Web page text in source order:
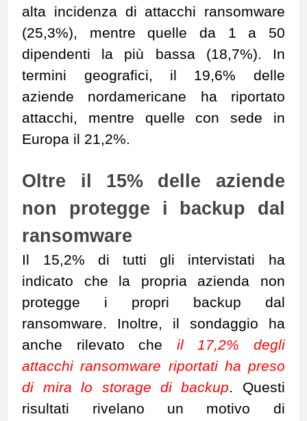
alta incidenza di attacchi ransomware
(25,3%), mentre quelle da 1 a 50
dipendenti la più bassa (18,7%). In
termini geografici, il 19,6% delle
aziende nordamericane ha riportato
attacchi, mentre quelle con sede in
Europa il 21,2%.
Oltre il 15% delle aziende
non protegge i backup dal
ransomware
Il 15,2% di tutti gli intervistati ha
indicato che la propria azienda non
protegge i propri backup dal
ransomware. Inoltre, il sondaggio ha
anche rilevato che il 17,2% degli
attacchi ransomware riportati ha preso
di mira lo storage di backup. Questi
risultati rivelano un motivo di